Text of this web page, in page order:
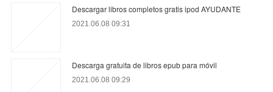
Descargar libros completos gratis ipod AYUDANTE
2021.06.08 09:31
Descarga gratuita de libros epub para móvil
2021.06.08 09:29